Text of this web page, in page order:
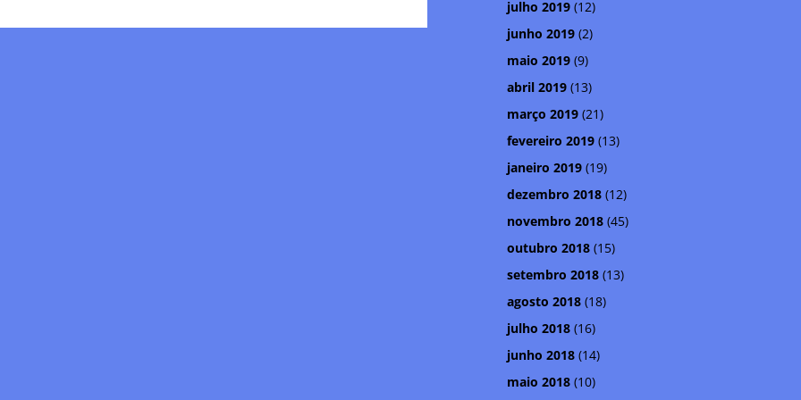
julho 2019 (12)
junho 2019 (2)
maio 2019 (9)
abril 2019 (13)
março 2019 (21)
fevereiro 2019 (13)
janeiro 2019 (19)
dezembro 2018 (12)
novembro 2018 (45)
outubro 2018 (15)
setembro 2018 (13)
agosto 2018 (18)
julho 2018 (16)
junho 2018 (14)
maio 2018 (10)